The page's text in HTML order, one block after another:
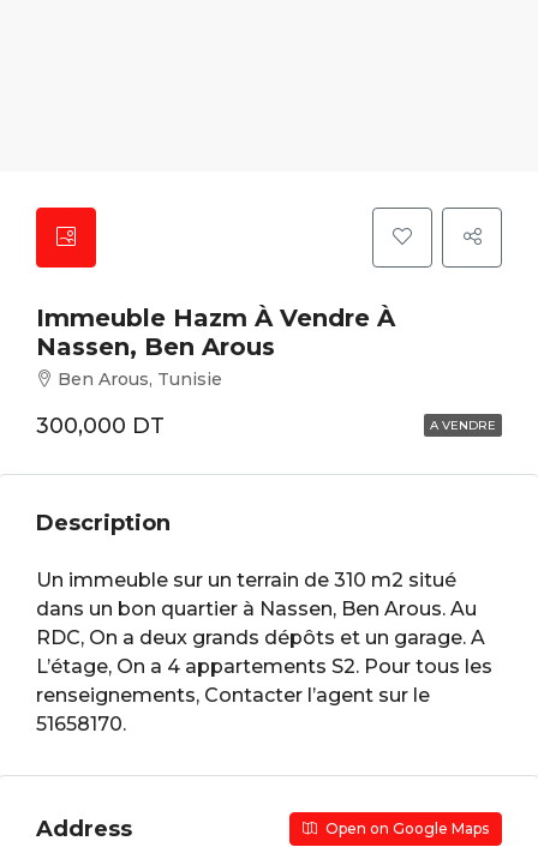
Immeuble Hazm À Vendre À
Nassen, Ben Arous
Ben Arous, Tunisie
300,000 DT A VENDRE
Description
Un immeuble sur un terrain de 310 m2 situé
dans un bon quartier à Nassen, Ben Arous. Au
RDC, On a deux grands dépôts et un garage. A
L’étage, On a 4 appartements S2. Pour tous les
renseignements, Contacter l’agent sur le
51658170.
Address Open on Google Maps